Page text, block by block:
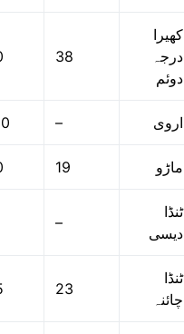
38
کھیرا
درجہ
دوئم
– اروی
19 ماڑو
–
ٹنڈا
دیسی
23
ٹنڈا
چائنہ